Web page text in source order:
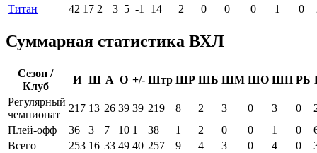
Титан
42 17 2 3 5 -1 14 2 0 0 0 1 0
Суммарная статистика ВХЛ
Сезон /
Клуб
И Ш А О +/- Штр ШР ШБ ШМ ШО ШП РБ
Регулярный
чемпионат
217 13 26 39 39 219 8 2 3 0 3 0
Плей-офф
36 3 7 10 1 38 1 2 0 0 1 0
Всего
253 16 33 49 40 257 9 4 3 0 4 0